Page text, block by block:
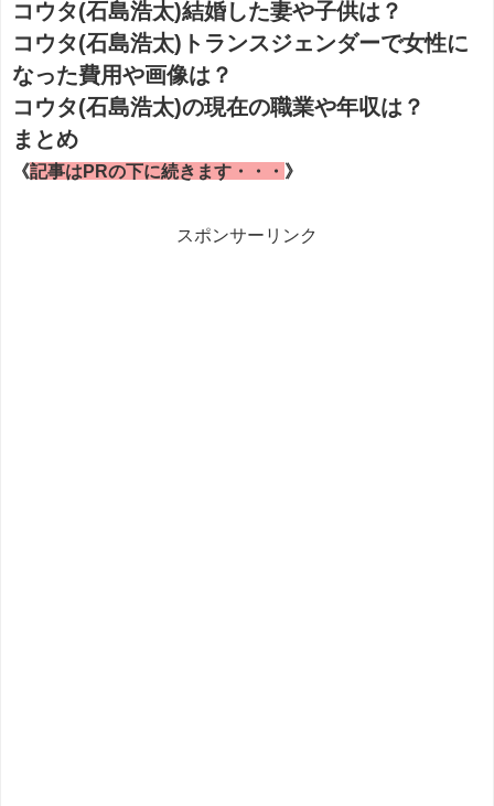
コウタ(石島浩太)結婚した妻や子供は？
コウタ(石島浩太)トランスジェンダーで女性に
なった費用や画像は？
コウタ(石島浩太)の現在の職業や年収は？
まとめ
《記事はPRの下に続きます・・・ 》
スポンサーリンク